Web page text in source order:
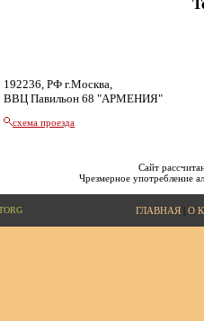
192236, РФ г.Москва,
ВВЦ Павильон 68 "АРМЕНИЯ"
схема проезда
Сайт
Чрезмерное употребление
ГЛАВНАЯ| О